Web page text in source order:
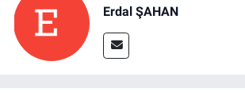
Erdal ŞAHAN